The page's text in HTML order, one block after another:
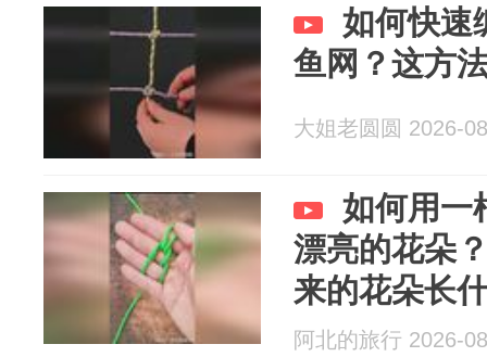
如何快速
鱼网？这方
大姐老圆圆 2026-
如何用一
漂亮的花朵
来的花朵长
阿北的旅行 2026-